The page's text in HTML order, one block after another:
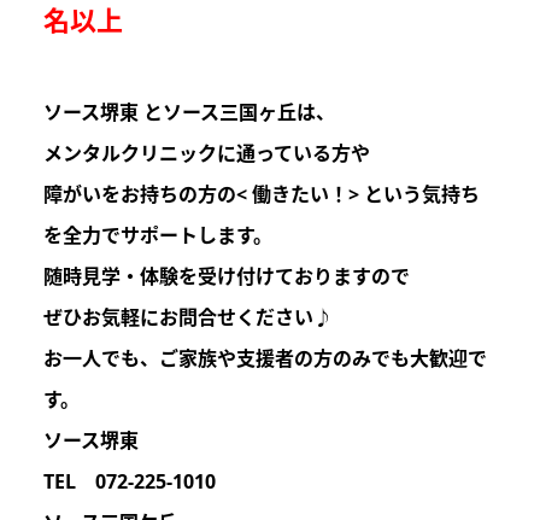
名以上
ソース堺東 とソース三国ヶ丘は、
メンタルクリニックに通っている方や
障がいをお持ちの方の< 働きたい！> という気持ち
を全力でサポートします。
随時見学・体験を受け付けておりますので
ぜひお気軽にお問合せください♪
お一人でも、ご家族や支援者の方のみでも大歓迎で
す。
ソース堺東
TEL 072-225-1010